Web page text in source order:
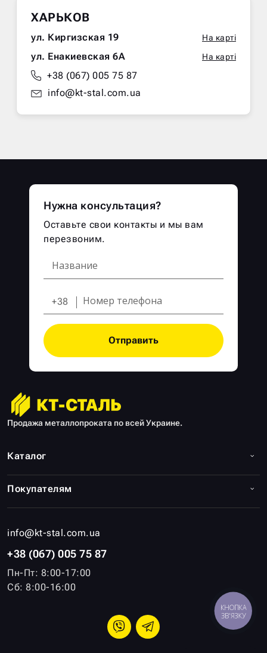
ХАРЬКОВ
ул. Киргизская 19 На карті
ул. Енакиевская 6А На карті
+38 (067) 005 75 87
info@kt-stal.com.ua
Продажа металлопроката по всей Украине.
info@kt-stal.com.ua
+38 (067) 005 75 87
Пн-Пт: 8:00-17:00
Сб: 8:00-16:00
Каталог
Покупателям
Нужна консультация?
Оставьте свои контакты и мы вам
перезвоним.
+38
Отправить
КНОПКА
ЗВ'ЯЗКУ